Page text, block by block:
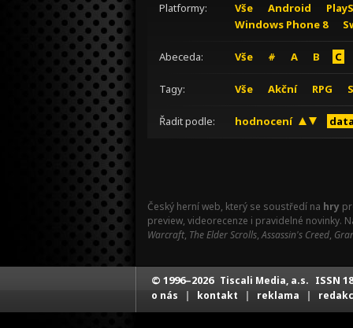
Platformy: Vše Android
Windows Phone 8
Abeceda: Vše # A B C
Tagy: Vše Akční RPG
Řadit podle: hodnocení
Český herní web, který se soustředí na hry
preview, videorecenze i pravidelné novinky.
Warcraft, The Elder Scrolls,Assassin's Creed,
© 1996–2026 Tiscali Media, a.s. ISSN
o nás | kontakt | reklama |